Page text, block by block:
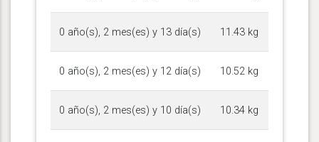
0 año(s), 2 mes(es) y 13 día(s) 11.43 kg
0 año(s), 2 mes(es) y 12 día(s) 10.52 kg
0 año(s), 2 mes(es) y 10 día(s) 10.34 kg